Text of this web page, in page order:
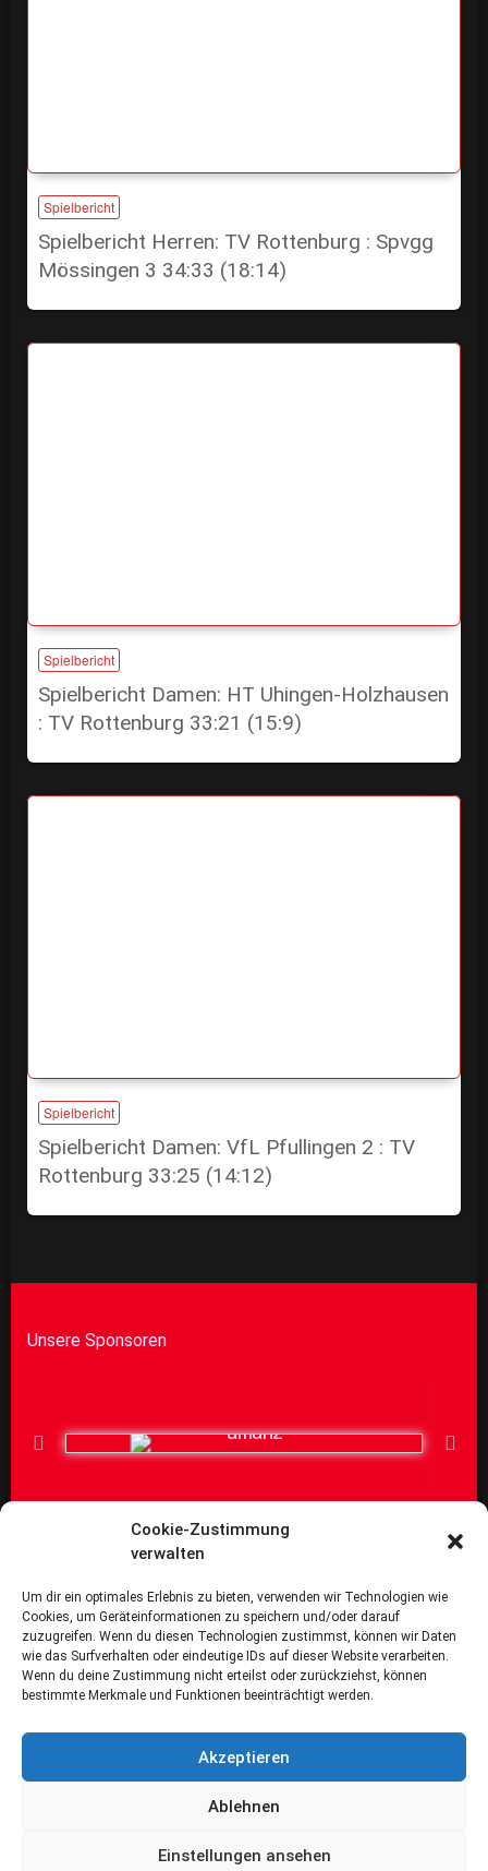
Cookie-Zustimmung
verwalten
Um dir ein optimales Erlebnis zu bieten, verwenden wir Technologien wie
Cookies, um Geräteinformationen zu speichern und/oder darauf
zuzugreifen. Wenn du diesen Technologien zustimmst, können wir Daten
wie das Surfverhalten oder eindeutige IDs auf dieser Website verarbeiten.
Wenn du deine Zustimmung nicht erteilst oder zurückziehst, können
bestimmte Merkmale und Funktionen beeinträchtigt werden.
Akzeptieren
Ablehnen
Einstellungen ansehen
Spielbericht
Spielbericht Herren: TV Rottenburg : Spvgg
Mössingen 3 34:33 (18:14)
Spielbericht
Spielbericht Damen: HT Uhingen-Holzhausen
: TV Rottenburg 33:21 (15:9)
Spielbericht
Spielbericht Damen: VfL Pfullingen 2 : TV
Rottenburg 33:25 (14:12)
Unsere Sponsoren
Seebronner Str. 50
72108 Rottenburg a.N.
mailto:info[at]tvr-handball.de
Dann schau bei uns vorbei